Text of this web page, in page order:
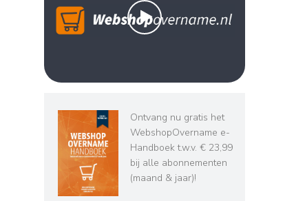
Ontvang nu gratis het
WebshopOvername e-
Handboek t.w.v. € 23,99
bij alle abonnementen
(maand & jaar)!